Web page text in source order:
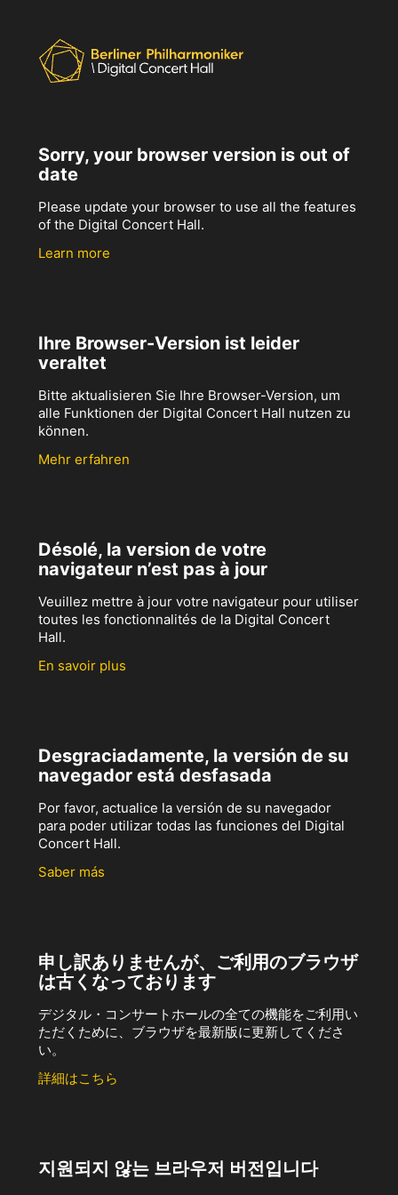
Sorry, your browser version is out of
date
Please update your browser to use all the features
of the Digital Concert Hall.
Learn more
Ihre Browser-Version ist leider
veraltet
Bitte aktualisieren Sie Ihre Browser-Version, um
alle Funktionen der Digital Concert Hall nutzen zu
können.
Mehr erfahren
Désolé, la version de votre
navigateur n’est pas à jour
Veuillez mettre à jour votre navigateur pour utiliser
toutes les fonctionnalités de la Digital Concert
Hall.
En savoir plus
Desgraciadamente, la versión de su
navegador está desfasada
Por favor, actualice la versión de su navegador
para poder utilizar todas las funciones del Digital
Concert Hall.
Saber más
申し訳ありませんが、ご利用のブラウザ
は古くなっております
デジタル・コンサートホールの全ての機能をご利用い
ただくために、ブラウザを最新版に更新してくださ
い。
詳細はこちら
지원되지 않는 브라우저 버전입니다